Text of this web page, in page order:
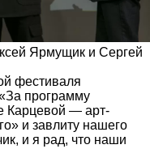
Ярмущик и Сергей
фестиваля
программу
Карцевой — арт-
и завлиту нашего
и я рад, что наши